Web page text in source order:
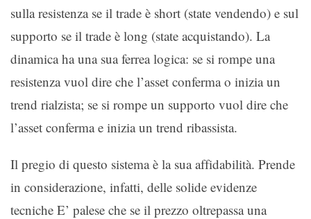
sulla resistenza se il trade è short (state vendendo) e sul
supporto se il trade è long (state acquistando). La
dinamica ha una sua ferrea logica: se si rompe una
resistenza vuol dire che l’asset conferma o inizia un
trend rialzista; se si rompe un supporto vuol dire che
l’asset conferma e inizia un trend ribassista.
Il pregio di questo sistema è la sua affidabilità. Prende
in considerazione, infatti, delle solide evidenze
tecniche E’ palese che se il prezzo oltrepassa una